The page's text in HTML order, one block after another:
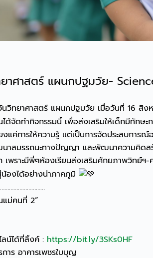
าศาสตร์ แผนกปฐมวัย-
นวิทยาศาสตร์ แผนกปฐมวัย เมื่อวันที่ 16 สิง
ด้จัดทำกิจกรรมนี้ เพื่อส่งเสริมให้เด็กมีทักษ
งแค่การให้ความรู้ แต่เป็นการจัดประสบการ
สมรรถนะทางปัญญา และพัฒนาความคิดส
เพราะมีพี่ๆห้องเรียนส่งเสริมศักยภาพวิทย์
น้องได้อย่างน่าภาคภูมิ
แม่คนที่ 2”
ลน์ได้ที่ลิ้งค์ : https://bit.ly/3SKs0HF
าร อาคารเพชรใบบุญ